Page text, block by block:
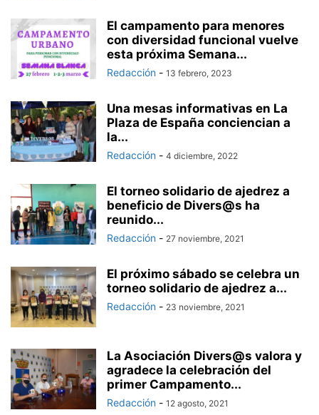
UATAE UN SI POR LA VIDA UPA VIA VICTORIA KENT
VOLUNTARIOS DE KIM YO NO COMO BICHOS
El campamento para menores
con diversidad funcional vuelve
esta próxima Semana...
Redacción - 13 febrero, 2023
Una mesas informativas en La
Plaza de España conciencian a
la...
Redacción - 4 diciembre, 2022
El torneo solidario de ajedrez a
beneficio de Divers@s ha
reunido...
Redacción - 27 noviembre, 2021
El próximo sábado se celebra un
torneo solidario de ajedrez a...
Redacción - 23 noviembre, 2021
La Asociación Divers@s valora y
agradece la celebración del
primer Campamento...
Redacción - 12 agosto, 2021